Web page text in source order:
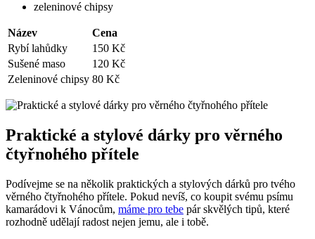
zeleninové chipsy
Název
Cena
Rybí lahůdky
150 Kč
Sušené maso
120 Kč
Zeleninové chipsy 80 Kč
Praktické a stylové dárky pro věrného
čtyřnohého přítele
Podívejme se na několik praktických a stylových dárků pro tvého
věrného čtyřnohého přítele. Pokud nevíš, co koupit svému psímu
kamarádovi k Vánocům, máme pro tebe pár skvělých tipů, které
rozhodně udělají radost nejen jemu, ale i tobě.